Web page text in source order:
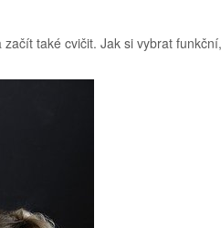
také cvičit. Jak si vybrat